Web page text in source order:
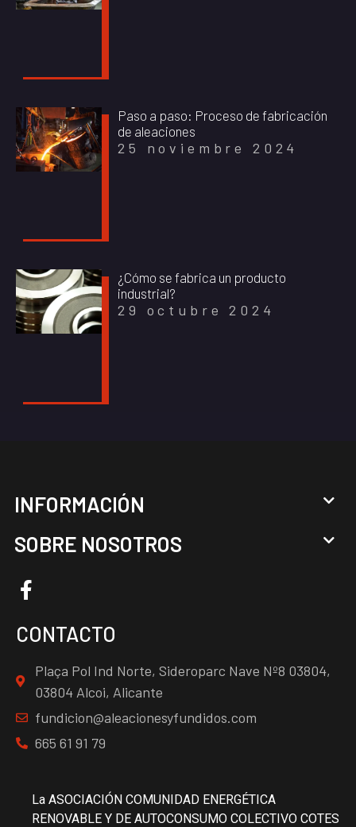
Paso a paso: Proceso de fabricación
de aleaciones
25 noviembre 2024
¿Cómo se fabrica un producto
industrial?
29 octubre 2024
INFORMACIÓN
SOBRE NOSOTROS
CONTACTO
Plaça Pol Ind Norte, Sideroparc Nave Nº8 03804,
03804 Alcoi, Alicante
fundicion@aleacionesyfundidos.com
665 61 91 79
La ASOCIACIÓN COMUNIDAD ENERGÉTICA
RENOVABLE Y DE AUTOCONSUMO COLECTIVO COTES